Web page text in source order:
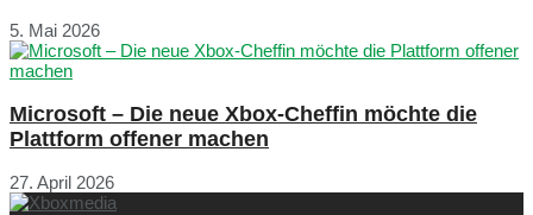
5. Mai 2026
Microsoft – Die neue Xbox-Cheffin möchte die
Plattform offener machen
27. April 2026